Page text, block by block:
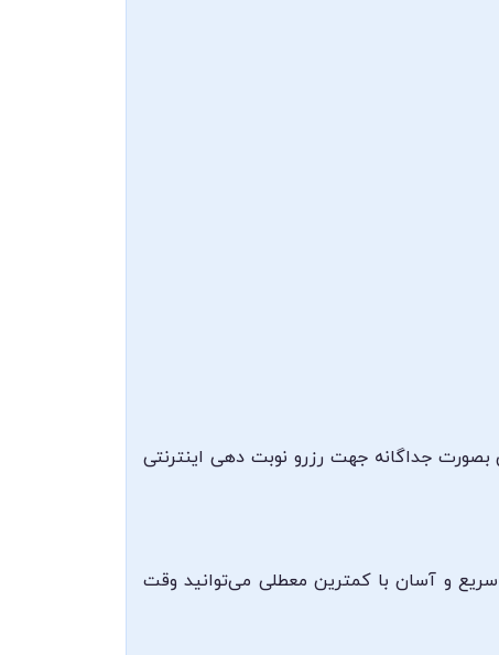
بصورت جداگانه جهت رزرو نوبت دهی اینترنتی
سریع و آسان با کمترین معطلی می‌توانید وقت